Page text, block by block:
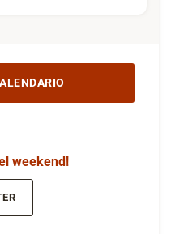
weekend!